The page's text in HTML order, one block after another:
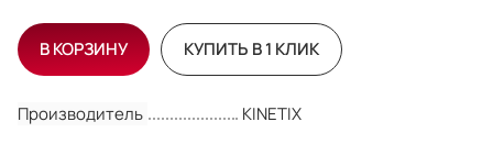
Производитель KINETIX
В КОРЗИНУ КУПИТЬ В 1 КЛИК